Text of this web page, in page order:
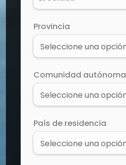
Provincia
Comunidad autónoma
País de residencia